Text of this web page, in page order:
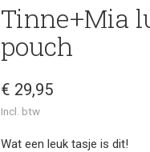
Tinne+Mia
pouch
€ 29,95
Incl. btw
Wat een leuk tasje is dit!